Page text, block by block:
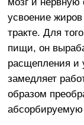
усвоение
тракте. Для
пищи, он
расщепления и
замедляет
образом